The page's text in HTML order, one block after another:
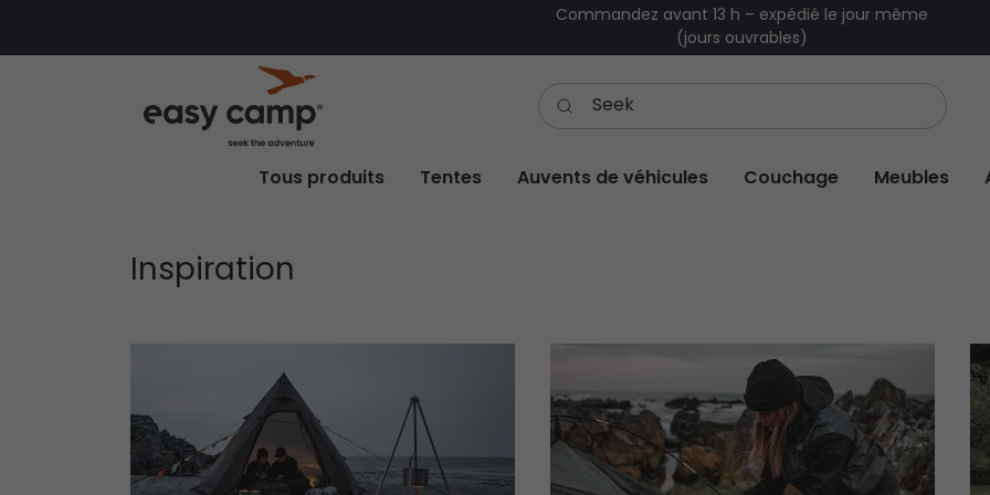
Commandez avant 13 h – expédié le jour même
(jours ouvrables)
Tous produits Tentes Auvents de véhicules Couchage Meubles
Inspiration